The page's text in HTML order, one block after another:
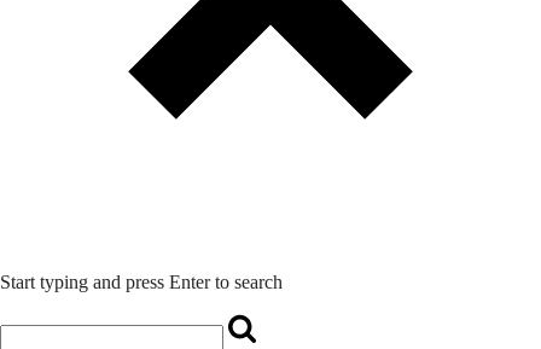
Start typing and press Enter to search